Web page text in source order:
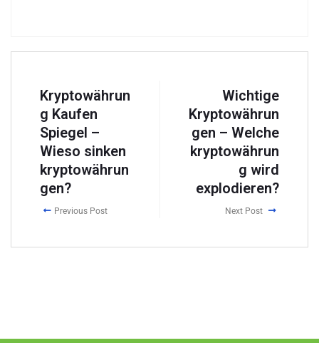
Kryptowährun
g Kaufen
Spiegel –
Wieso sinken
kryptowährun
gen?
Previous Post
Wichtige
Kryptowährun
gen – Welche
kryptowährun
g wird
explodieren?
Next Post